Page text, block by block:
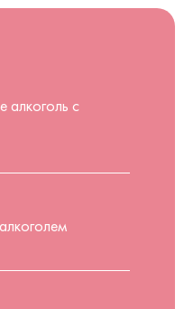
алкоголь с